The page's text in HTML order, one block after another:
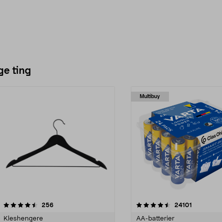
ting
256anmeldelser
Kleshengere
Multibuy
4.5av 5 stjerner 24101
AA-batterier
4.5av 5 stjerner